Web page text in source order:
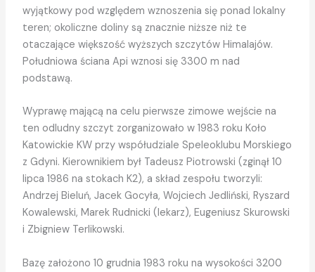
wyjątkowy pod względem wznoszenia się ponad lokalny
teren; okoliczne doliny są znacznie niższe niż te
otaczające większość wyższych szczytów Himalajów.
Południowa ściana Api wznosi się 3300 m nad
podstawą.
Wyprawę mającą na celu pierwsze zimowe wejście na
ten odludny szczyt zorganizowało w 1983 roku Koło
Katowickie KW przy współudziale Speleoklubu Morskiego
z Gdyni. Kierownikiem był Tadeusz Piotrowski (zginął 10
lipca 1986 na stokach K2), a skład zespołu tworzyli:
Andrzej Bieluń, Jacek Gocyła, Wojciech Jedliński, Ryszard
Kowalewski, Marek Rudnicki (lekarz), Eugeniusz Skurowski
i Zbigniew Terlikowski.
Bazę założono 10 grudnia 1983 roku na wysokości 3200